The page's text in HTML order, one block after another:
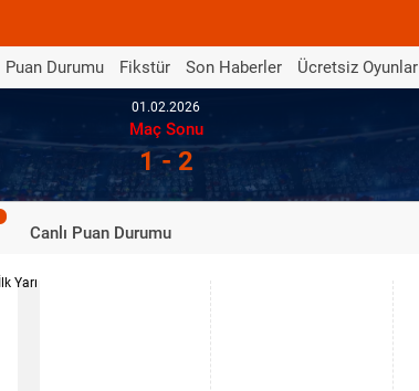
Puan Durumu Fikstür Son Haberler Ücretsiz Oyunlar
01.02.2026
Maç Sonu
1 - 2
Canlı Puan Durumu
İlk Yarı